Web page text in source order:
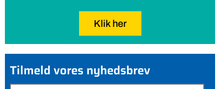
Klik her
Tilmeld vores nyhedsbrev